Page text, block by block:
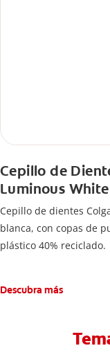
Cepillo de
Luminous White
Cepillo de dientes
blanca, con copas de
plástico 40% reciclado.
Descubra más